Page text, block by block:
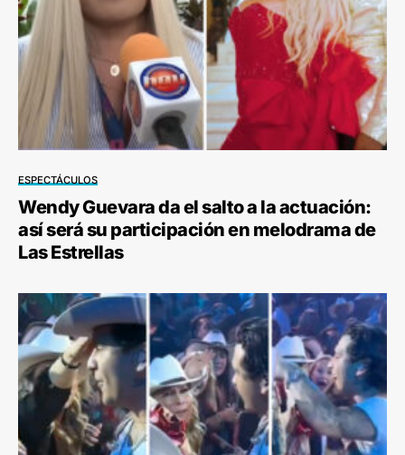
ESPECTÁCULOS
Wendy Guevara da el salto a la actuación:
así será su participación en melodrama de
Las Estrellas